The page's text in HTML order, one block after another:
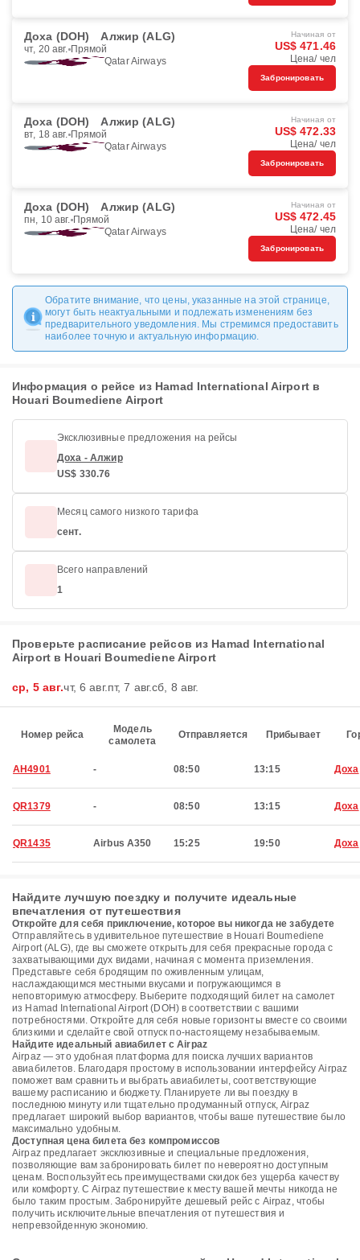
Доха (DOH) Алжир (ALG)
чт, 20 авг. Прямой
Qatar Airways
Начиная от
US$ 471.46
Цена/ чел
Забронировать
Доха (DOH) Алжир (ALG)
вт, 18 авг. Прямой
Qatar Airways
Начиная от
US$ 472.33
Цена/ чел
Забронировать
Доха (DOH) Алжир (ALG)
пн, 10 авг. Прямой
Qatar Airways
Начиная от
US$ 472.45
Цена/ чел
Забронировать
Обратите внимание, что цены, указанные на этой странице,
могут быть неактуальными и подлежать изменениям без
предварительного уведомления. Мы стремимся предоставить
наиболее точную и актуальную информацию.
Информация о рейсе из Hamad International Airport в
Houari Boumediene Airport
Эксклюзивные предложения на рейсы
Доха - Алжир
US$ 330.76
Месяц самого низкого тарифа
сент.
Всего направлений
1
Проверьте расписание рейсов из Hamad International
Airport в Houari Boumediene Airport
ср, 5 авг.чт, 6 авг.пт, 7 авг.сб, 8 авг.
Номер рейса
Модель
самолета
Отправляется Прибывает
AH4901 - 08:50 13:15 Доха
QR1379 - 08:50 13:15 Доха
QR1435 Airbus A350 15:25 19:50 Доха
Найдите лучшую поездку и получите идеальные
впечатления от путешествия
Откройте для себя приключение, которое вы никогда не забудете
Отправляйтесь в удивительное путешествие в Houari Boumediene
Airport (ALG), где вы сможете открыть для себя прекрасные города с
захватывающими дух видами, начиная с момента приземления.
Представьте себя бродящим по оживленным улицам,
наслаждающимся местными вкусами и погружающимся в
неповторимую атмосферу. Выберите подходящий билет на самолет
из Hamad International Airport (DOH) в соответствии с вашими
потребностями. Откройте для себя новые горизонты вместе со своими
близкими и сделайте свой отпуск по-настоящему незабываемым.
Найдите идеальный авиабилет с Airpaz
Airpaz — это удобная платформа для поиска лучших вариантов
авиабилетов. Благодаря простому в использовании интерфейсу Airpaz
поможет вам сравнить и выбрать авиабилеты, соответствующие
вашему расписанию и бюджету. Планируете ли вы поездку в
последнюю минуту или тщательно продуманный отпуск, Airpaz
предлагает широкий выбор вариантов, чтобы ваше путешествие было
максимально удобным.
Доступная цена билета без компромиссов
Airpaz предлагает эксклюзивные и специальные предложения,
позволяющие вам забронировать билет по невероятно доступным
ценам. Воспользуйтесь преимуществами скидок без ущерба качеству
или комфорту. С Airpaz путешествие к месту вашей мечты никогда не
было таким простым. Забронируйте дешевый рейс с Airpaz, чтобы
получить исключительные впечатления от путешествия и
непревзойденную экономию.